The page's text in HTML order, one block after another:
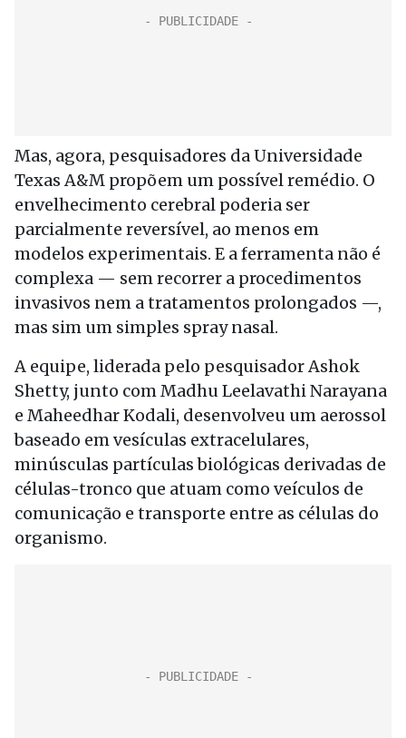
Mas, agora, pesquisadores da Universidade
Texas A&M propõem um possível remédio. O
envelhecimento cerebral poderia ser
parcialmente reversível, ao menos em
modelos experimentais. E a ferramenta não é
complexa — sem recorrer a procedimentos
invasivos nem a tratamentos prolongados —,
mas sim um simples spray nasal.
A equipe, liderada pelo pesquisador Ashok
Shetty, junto com Madhu Leelavathi Narayana
e Maheedhar Kodali, desenvolveu um aerossol
baseado em vesículas extracelulares,
minúsculas partículas biológicas derivadas de
células-tronco que atuam como veículos de
comunicação e transporte entre as células do
organismo.